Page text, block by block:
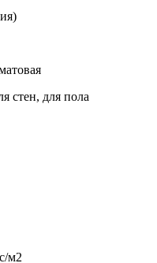
стен, для пола
c/м2